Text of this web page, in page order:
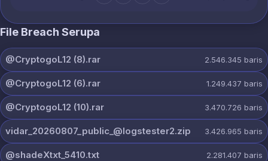
File Breach Serupa
@CryptogoL12 (8).rar 2.546.345 baris
@CryptogoL12 (6).rar 1.249.437 baris
@CryptogoL12 (10).rar 3.470.726 baris
vidar_20260807_public_@logstester2.zip 3.426.965 baris
@shadeXtxt_5410.txt 2.281.407 baris